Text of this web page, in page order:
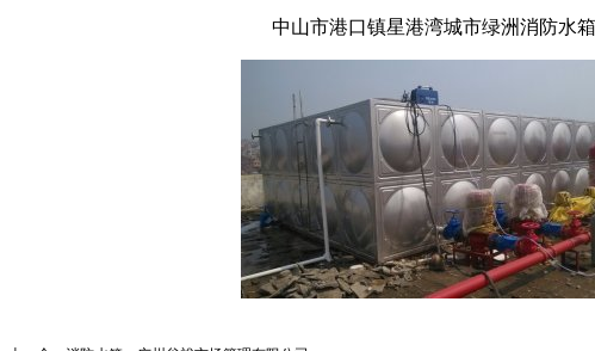
中山市港口镇星港湾城市绿洲消防水